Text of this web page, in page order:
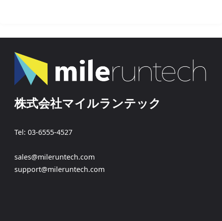
株式会社マイルランテック
Tel: 03-6555-4527
sales@mileruntech.com
support@mileruntech.com